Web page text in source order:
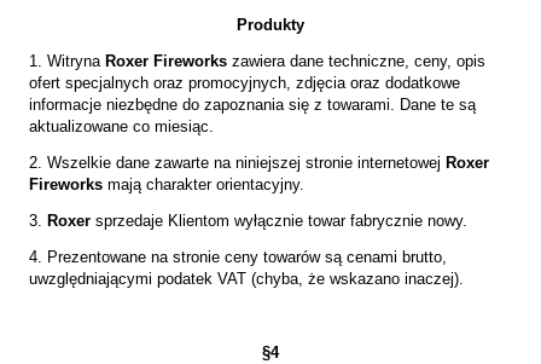
Produkty
1. Witryna Roxer Fireworks zawiera dane techniczne, ceny, opis
ofert specjalnych oraz promocyjnych, zdjęcia oraz dodatkowe
informacje niezbędne do zapoznania się z towarami. Dane te są
aktualizowane co miesiąc.
2. Wszelkie dane zawarte na niniejszej stronie internetowej Roxer
Fireworks mają charakter orientacyjny.
3. Roxer sprzedaje Klientom wyłącznie towar fabrycznie nowy.
4. Prezentowane na stronie ceny towarów są cenami brutto,
uwzględniającymi podatek VAT (chyba, że wskazano inaczej).
§4